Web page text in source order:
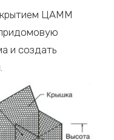
ЦАММ
и создать